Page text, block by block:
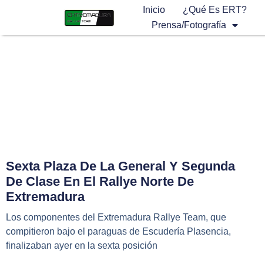
Inicio ¿Qué Es ERT?
Prensa/Fotografía
Sexta Plaza De La General Y Segunda
De Clase En El Rallye Norte De
Extremadura
Los componentes del Extremadura Rallye Team, que
compitieron bajo el paraguas de Escudería Plasencia,
finalizaban ayer en la sexta posición